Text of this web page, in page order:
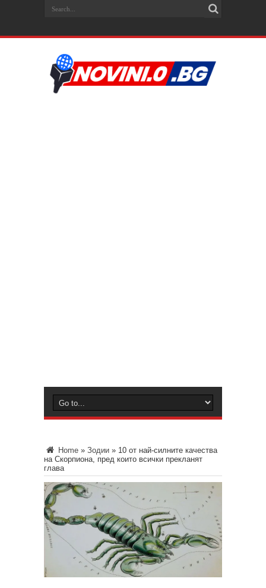
Home » Зодии » 10 от най-силните качества
на Скорпиона, пред които всички прекланят
глава